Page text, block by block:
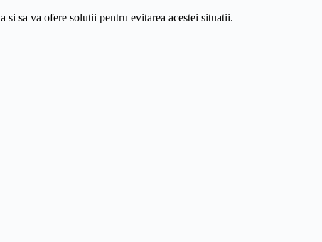
sa va ofere solutii pentru evitarea acestei situatii.